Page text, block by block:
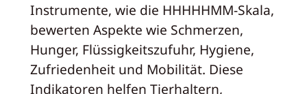
Instrumente, wie die HHHHHMM-Skala,
bewerten Aspekte wie Schmerzen,
Hunger, Flüssigkeitszufuhr, Hygiene,
Zufriedenheit und Mobilität. Diese
Indikatoren helfen Tierhaltern,